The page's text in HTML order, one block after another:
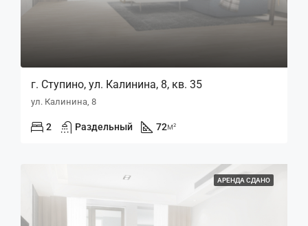
г. Ступино, ул. Калинина, 8, кв. 35
ул. Калинина, 8
2 Раздельный 72м²
АРЕНДА СДАНО